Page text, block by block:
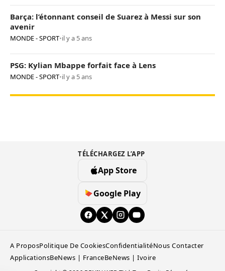
Barça: l’étonnant conseil de Suarez à Messi sur son
avenir
MONDE - SPORT•il y a 5 ans
PSG: Kylian Mbappe forfait face à Lens
MONDE - SPORT•il y a 5 ans
TÉLÉCHARGEZ L’APP
App Store
Google Play
A ProposPolitique De CookiesConfidentialitéNous Contacter
ApplicationsBeNews | FranceBeNews | Ivoire